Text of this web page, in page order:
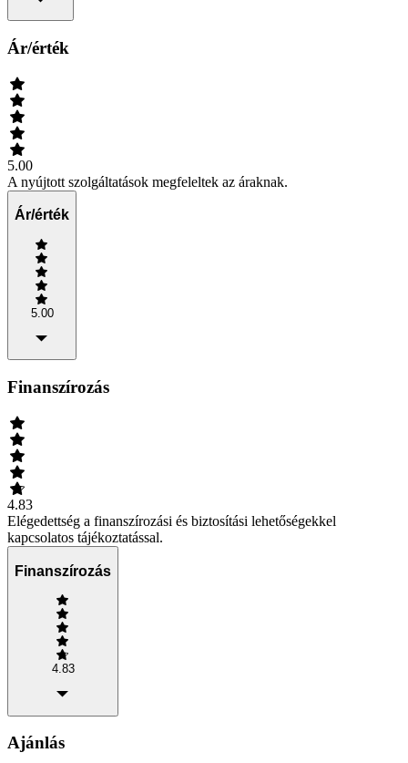
Ár/érték
5.00
A nyújtott szolgáltatások megfeleltek az áraknak.
Ár/érték
5.00
Finanszírozás
4.83
Elégedettség a finanszírozási és biztosítási lehetőségekkel
kapcsolatos tájékoztatással.
Finanszírozás
4.83
Ajánlás